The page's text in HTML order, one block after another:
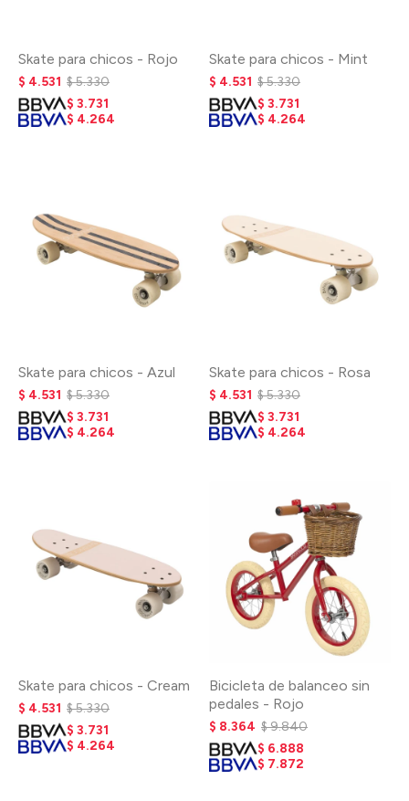
Skate para chicos - Rojo
$ 4.531 $5.330
$ 3.731
$ 4.264
Skate para chicos - Mint
$ 4.531 $5.330
$ 3.731
$ 4.264
Skate para chicos - Azul
$ 4.531 $5.330
$ 3.731
$ 4.264
Skate para chicos - Rosa
$ 4.531 $5.330
$ 3.731
$ 4.264
Skate para chicos - Cream
$ 4.531 $5.330
$ 3.731
$ 4.264
Bicicleta de balanceo sin
pedales - Rojo
$ 8.364 $9.840
$ 6.888
$ 7.872